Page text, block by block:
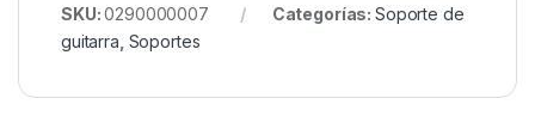
SKU:0290000007 Categorías: Soporte de
guitarra Soportes